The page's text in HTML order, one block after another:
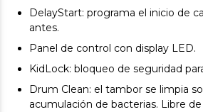
DelayStart: programa el inicio de
antes.
Panel de control con display LED.
KidLock: bloqueo de seguridad
Drum Clean: el tambor se limpia
acumulación de bacterias. Libre